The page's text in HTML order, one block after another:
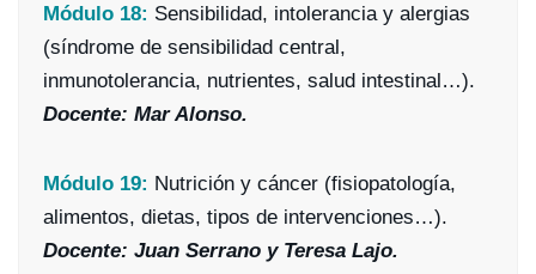
Módulo 18: Sensibilidad, intolerancia y alergias
(síndrome de sensibilidad central,
inmunotolerancia, nutrientes, salud intestinal…).
Docente: Mar Alonso.
Módulo 19: Nutrición y cáncer (fisiopatología,
alimentos, dietas, tipos de intervenciones…).
Docente: Juan Serrano y Teresa Lajo.